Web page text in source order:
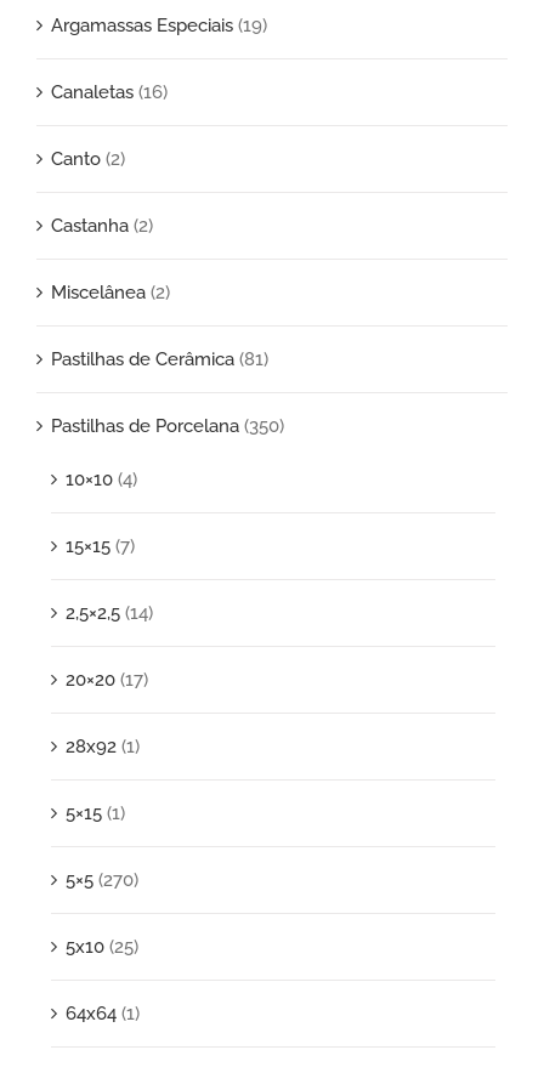
Argamassas Especiais (19)
Canaletas (16)
Canto (2)
Castanha (2)
Miscelânea (2)
Pastilhas de Cerâmica (81)
Pastilhas de Porcelana (350)
10×10 (4)
15×15 (7)
2,5×2,5 (14)
20×20 (17)
28x92 (1)
5×15 (1)
5×5 (270)
5x10 (25)
64x64 (1)